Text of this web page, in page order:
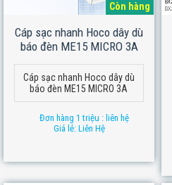
Còn hàng
Cáp sạc nhanh Hoco dây dù
báo đèn ME15 MICRO 3A
Cáp sạc nhanh Hoco dây dù
báo đèn ME15 MICRO 3A
Đơn hàng 1 triệu : liên hệ
Giá lẻ: Liên Hệ